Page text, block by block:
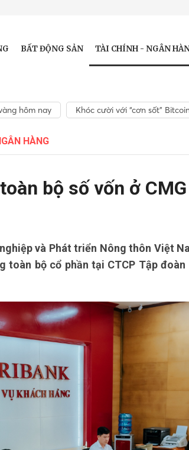
BẤT ĐỘNG SẢN TÀI CHÍNH - NGÂN
hôm nay Khóc cười với “cơn sốt”
HÀNG
bộ số vốn ở CMG
và Phát triển Nông thôn Việt
toàn bộ cổ phần tại CTCP Tập đoàn